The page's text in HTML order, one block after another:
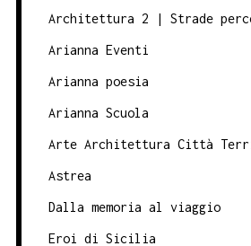
Architettura 2 | Strade
Arianna Eventi
Arianna poesia
Arianna Scuola
Arte Architettura Città
Astrea
Dalla memoria al viaggio
Eroi di Sicilia